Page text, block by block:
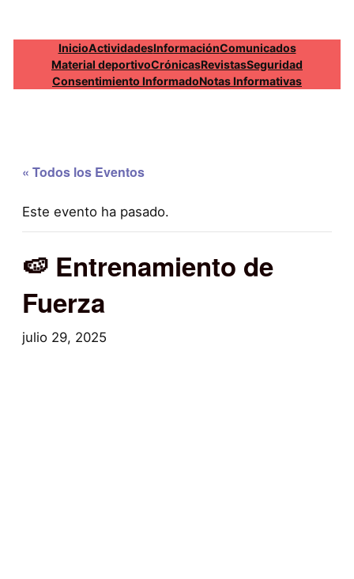
InicioActividadesInformaciónComunicados
Material deportivoCrónicasRevistasSeguridad
Consentimiento InformadoNotas Informativas
« Todos los Eventos
Este evento ha pasado.
🍉 Entrenamiento de
Fuerza
julio 29, 2025